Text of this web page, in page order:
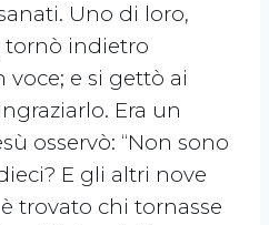
Uno di loro,
tornò indietro
e si gettò ai
Era un
osservò: “Non sono
E gli altri nove
trovato chi tornasse